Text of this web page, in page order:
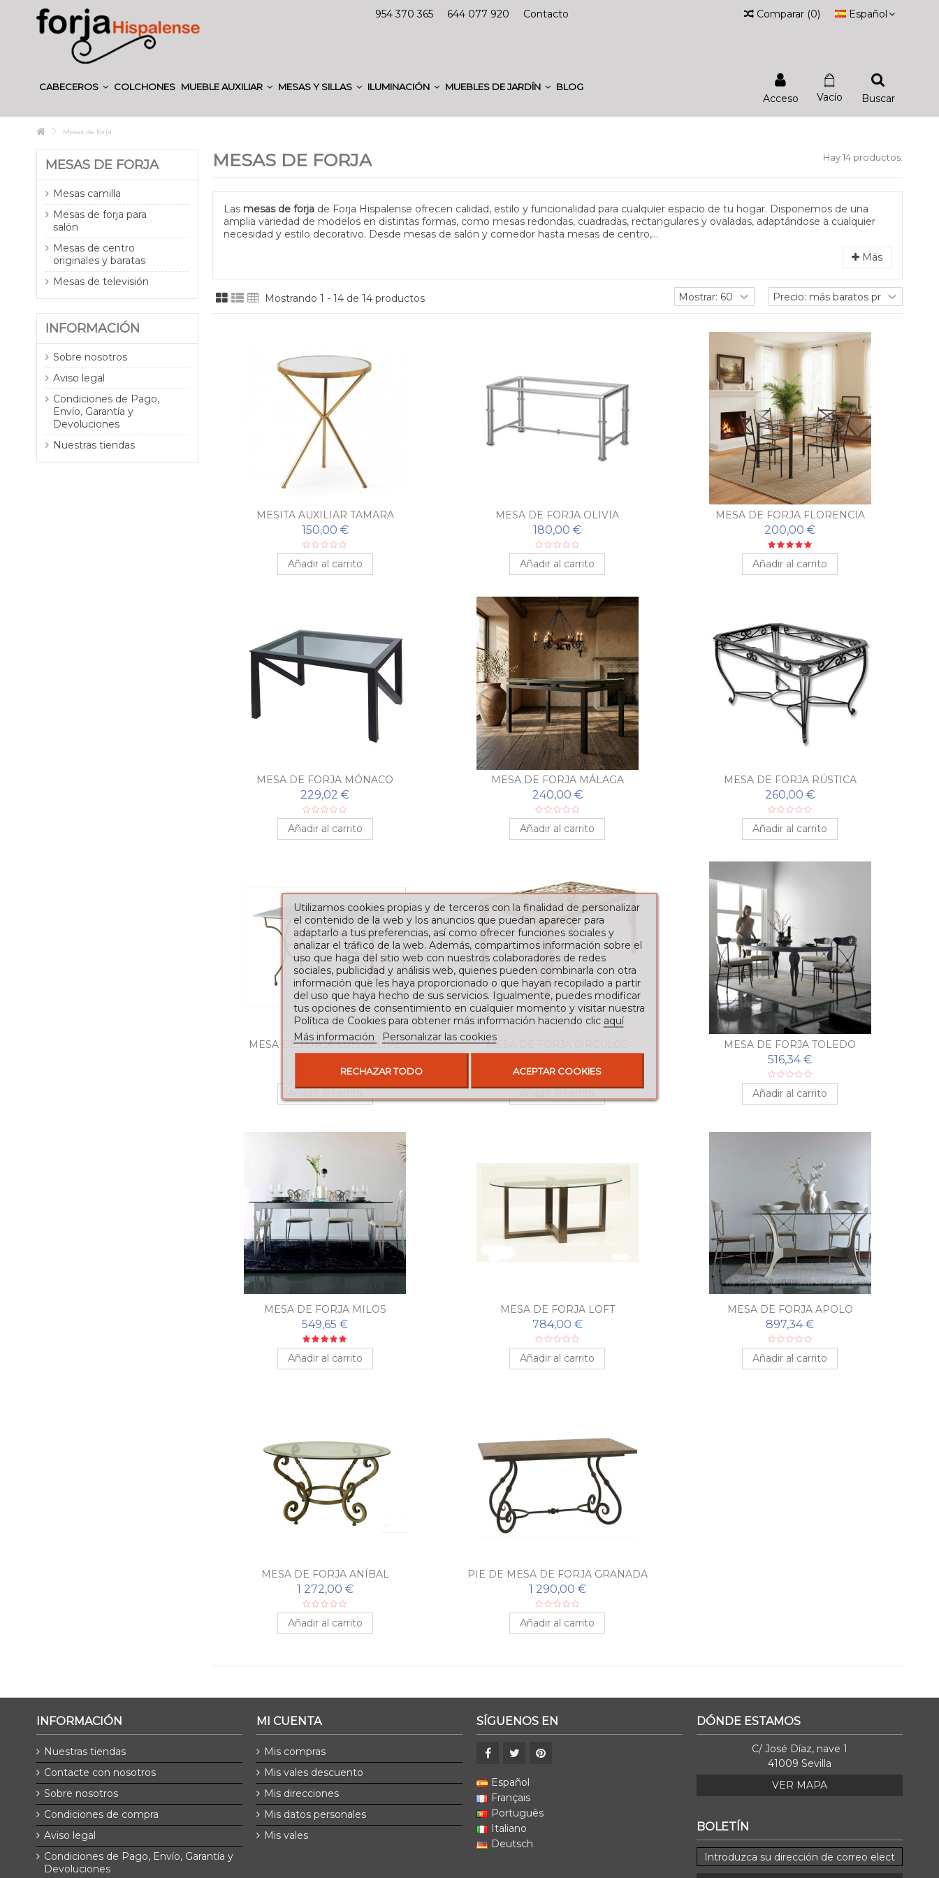
954 370 365 644 077 920 Contacto Español
Comparar (0)
CABECEROS COLCHONES MUEBLE AUXILIAR MESAS Y SILLAS ILUMINACIÓN MUEBLES DE JARDÍN BLOG
Buscar
Vacío
Acceso
Mesas de forja
MESAS DE FORJA Hay 14 productos.
Las mesas de forja de Forja Hispalense ofrecen calidad, estilo y funcionalidad para cualquier espacio de tu hogar. Disponemos de una
amplia variedad de modelos en distintas formas, como mesas redondas, cuadradas, rectangulares y ovaladas, adaptándose a cualquier
necesidad y estilo decorativo. Desde mesas de salón y comedor hasta mesas de centro,...
Más
Mostrando 1 - 14 de 14 productos
MESITA AUXILIAR TAMARA
150,00 €
Añadir al carrito
MESA DE FORJA OLIVIA
180,00 €
Añadir al carrito
MESA DE FORJA FLORENCIA
200,00 €
Añadir al carrito
MESA DE FORJA MÓNACO
229,02 €
Añadir al carrito
MESA DE FORJA MÁLAGA
240,00 €
Añadir al carrito
MESA DE FORJA RÚSTICA
260,00 €
Añadir al carrito
MESA DE FORJA LUIS FELIPE MESA DE FORJA CÍRCULOS MESA DE FORJA TOLEDO
516,34 €
Añadir al carrito
MESA DE FORJA MILOS
549,65 €
Añadir al carrito
MESA DE FORJA LOFT
784,00 €
Añadir al carrito
MESA DE FORJA APOLO
897,34 €
Añadir al carrito
MESA DE FORJA ANÍBAL
1 272,00 €
Añadir al carrito
PIE DE MESA DE FORJA GRANADA
1 290,00 €
Añadir al carrito
MESAS DE FORJA
Mesas camilla
Mesas de forja para
salón
Mesas de centro
originales y baratas
Mesas de televisión
INFORMACIÓN
Sobre nosotros
Aviso legal
Condiciones de Pago,
Envío, Garantía y
Devoluciones
Nuestras tiendas
INFORMACIÓN
Nuestras tiendas
Contacte con nosotros
Sobre nosotros
Condiciones de compra
Aviso legal
Condiciones de Pago, Envío, Garantía y
Devoluciones
MI CUENTA
Mis compras
Mis vales descuento
Mis direcciones
Mis datos personales
Mis vales
SÍGUENOS EN
Español
Français
Português
Italiano
Deutsch
DÓNDE ESTAMOS
C/ José Díaz, nave 1
41009 Sevilla
VER MAPA
BOLETÍN
Utilizamos cookies propias y de terceros con la finalidad de personalizar
el contenido de la web y los anuncios que puedan aparecer para
adaptarlo a tus preferencias, así como ofrecer funciones sociales y
analizar el tráfico de la web. Además, compartimos información sobre el
uso que haga del sitio web con nuestros colaboradores de redes
sociales, publicidad y análisis web, quienes pueden combinarla con otra
información que les haya proporcionado o que hayan recopilado a partir
del uso que haya hecho de sus servicios. Igualmente, puedes modificar
tus opciones de consentimiento en cualquier momento y visitar nuestra
Política de Cookies para obtener más información haciendo clic aquí
Más información
Personalizar las cookies
RECHAZAR TODO ACEPTAR COOKIES